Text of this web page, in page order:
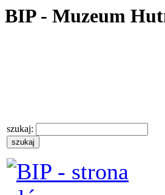
BIP - Muzeum
szukaj: